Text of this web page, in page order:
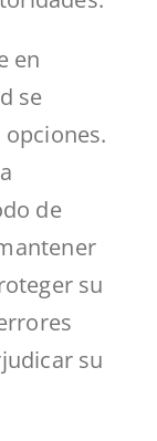
en
se
de
su
su